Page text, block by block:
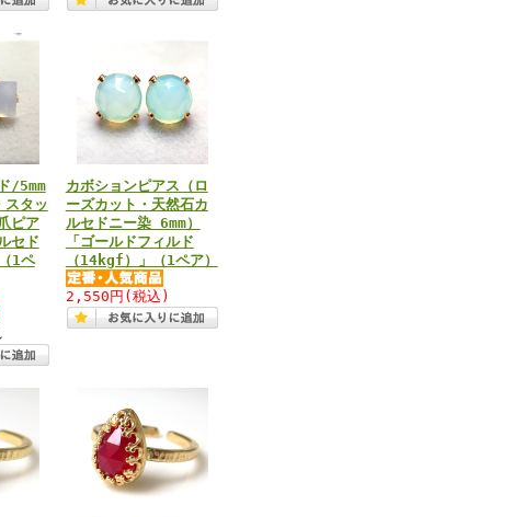
/5mm
スタッ
ピア
セド
1ペ
カボションピアス（ロ
ーズカット・天然石カ
ルセドニー染 6mm）
「ゴールドフィルド
（14kgf）」（1ペア）
2,550円 (税込)